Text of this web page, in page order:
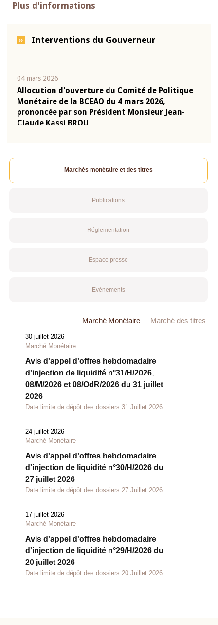
Plus d'informations
Interventions du Gouverneur
22 juillet 2026
Mot introductif du Gouverneur Jean-Claude
Kassi BROU lors de la cérémonie de
présentation du rapport annuel 2025 de la
BCEAO
Marchés monétaire et des titres
Publications
Réglementation
Espace presse
Evénements
Marché Monétaire Marché des titres
30 juillet 2026
Marché Monétaire
Avis d'appel d'offres hebdomadaire
d'injection de liquidité n°31/H/2026,
08/M/2026 et 08/OdR/2026 du 31 juillet
2026
Date limite de dépôt des dossiers 31 Juillet 2026
24 juillet 2026
Marché Monétaire
Avis d'appel d'offres hebdomadaire
d'injection de liquidité n°30/H/2026 du
27 juillet 2026
Date limite de dépôt des dossiers 27 Juillet 2026
17 juillet 2026
Marché Monétaire
Avis d'appel d'offres hebdomadaire
d'injection de liquidité n°29/H/2026 du
20 juillet 2026
Date limite de dépôt des dossiers 20 Juillet 2026